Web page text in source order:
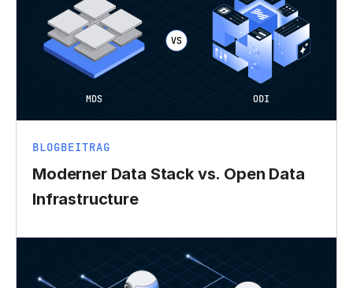
BLOGBEITRAG
Moderner Data Stack vs. Open Data
Infrastructure